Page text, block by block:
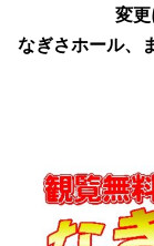
変
なぎさホール、